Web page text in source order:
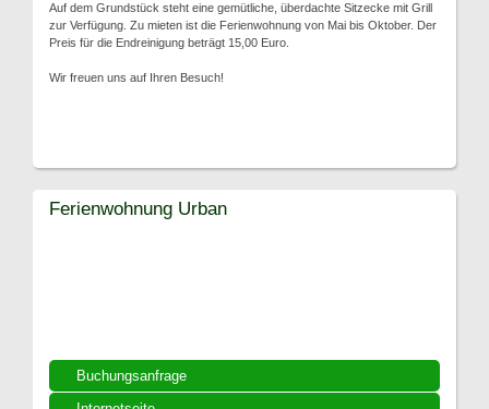
Auf dem Grundstück steht eine gemütliche, überdachte Sitzecke mit Grill
zur Verfügung. Zu mieten ist die Ferienwohnung von Mai bis Oktober. Der
Preis für die Endreinigung beträgt 15,00 Euro.
Wir freuen uns auf Ihren Besuch!
Buchungsanfrage
Ferienwohnung Urban